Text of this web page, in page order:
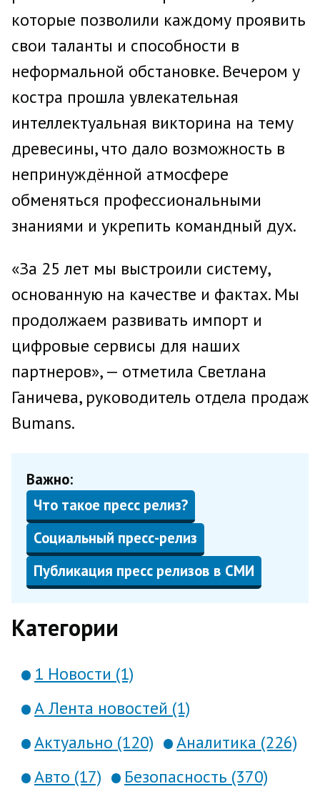
которые позволили каждому проявить
свои таланты и способности в
неформальной обстановке. Вечером у
костра прошла увлекательная
интеллектуальная викторина на тему
древесины, что дало возможность в
непринуждённой атмосфере
обменяться профессиональными
знаниями и укрепить командный дух.
«За 25 лет мы выстроили систему,
основанную на качестве и фактах. Мы
продолжаем развивать импорт и
цифровые сервисы для наших
партнеров», — отметила Светлана
Ганичева, руководитель отдела продаж
Bumans.
Важно:
Что такое пресс релиз?
Социальный пресс-релиз
Публикация пресс релизов в СМИ
Категории
1 Новости (1)
А Лента новостей (1)
Актуально (120)
Аналитика (226)
Авто (17)
Безопасность (370)